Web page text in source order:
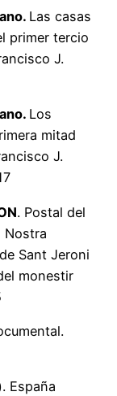
Las casas
primer tercio
J.
Los
mitad
J.
. Postal del
Nostra
Sant Jeroni
monestir
. España